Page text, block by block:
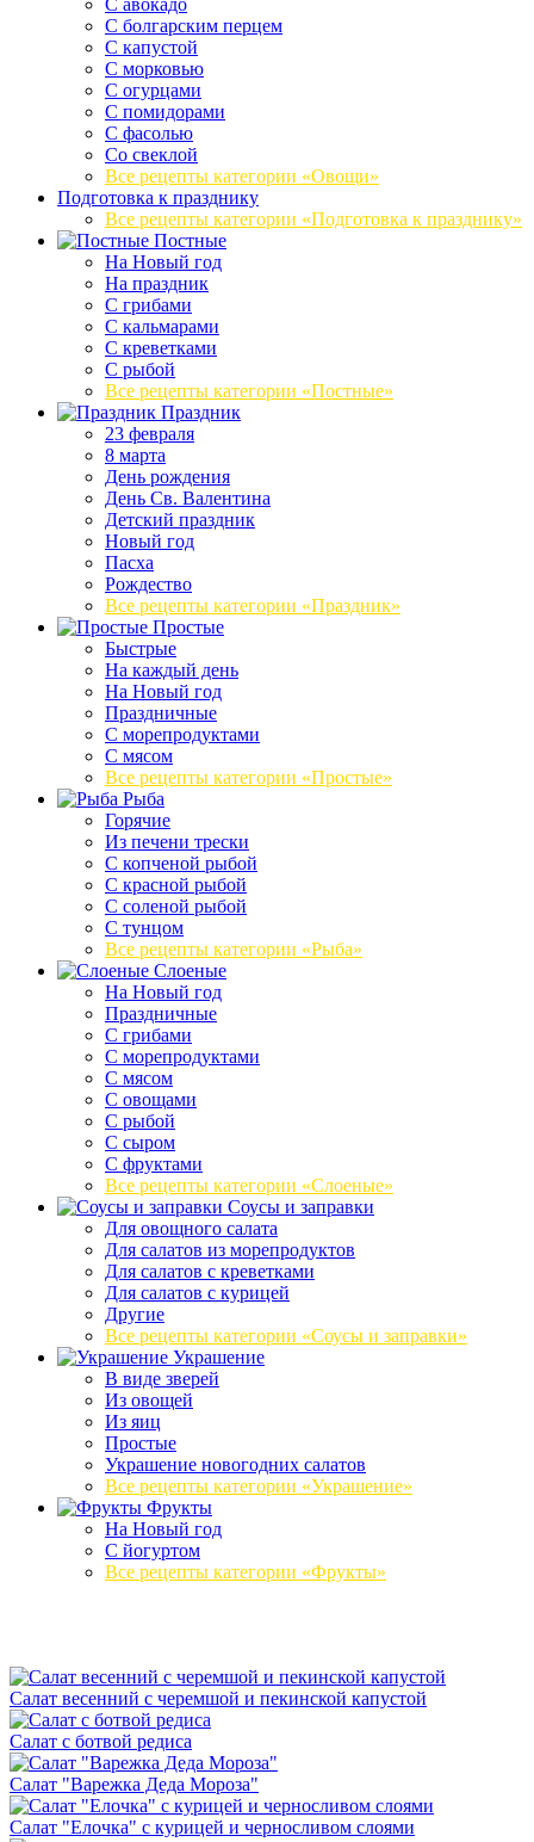
С болгарским перцем
С капустой
С морковью
С огурцами
С помидорами
С фасолью
Со свеклой
Все рецепты категории «Овощи»
Подготовка к празднику
Все рецепты категории «Подготовка к празднику»
Постные
На Новый год
На праздник
С грибами
С кальмарами
С креветками
С рыбой
Все рецепты категории «Постные»
Праздник
23 февраля
8 марта
День рождения
День Св. Валентина
Детский праздник
Новый год
Пасха
Рождество
Все рецепты категории «Праздник»
Простые
Быстрые
На каждый день
На Новый год
Праздничные
С морепродуктами
С мясом
Все рецепты категории «Простые»
Рыба
Горячие
Из печени трески
С копченой рыбой
С красной рыбой
С соленой рыбой
С тунцом
Все рецепты категории «Рыба»
Слоеные
На Новый год
Праздничные
С грибами
С морепродуктами
С мясом
С овощами
С рыбой
С сыром
С фруктами
Все рецепты категории «Слоеные»
Соусы и заправки
Для овощного салата
Для салатов из морепродуктов
Для салатов с креветками
Для салатов с курицей
Другие
Все рецепты категории «Соусы и заправки»
Украшение
В виде зверей
Из овощей
Из яиц
Простые
Украшение новогодних салатов
Все рецепты категории «Украшение»
Фрукты
На Новый год
С йогуртом
Все рецепты категории «Фрукты»
Салат весенний с черемшой и пекинской капустой
Салат с ботвой редиса
Салат "Варежка Деда Мороза"
Салат "Елочка" с курицей и черносливом слоями